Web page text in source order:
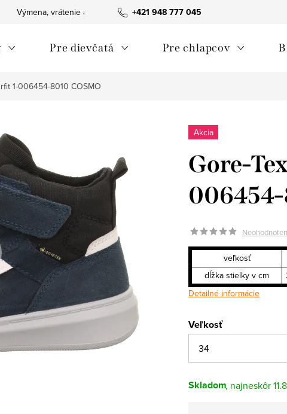
+421 948 777 045
Výmena, vrátenie a reklamácie tovaru Ako nakupovať
Pre dievčatá Pre chlapcov
1-006454-8010 COSMO
Akcia
Gore-
006454-
veľkosť
dĺžka stielky v cm
Detailné informácie
Veľkosť
Skladom